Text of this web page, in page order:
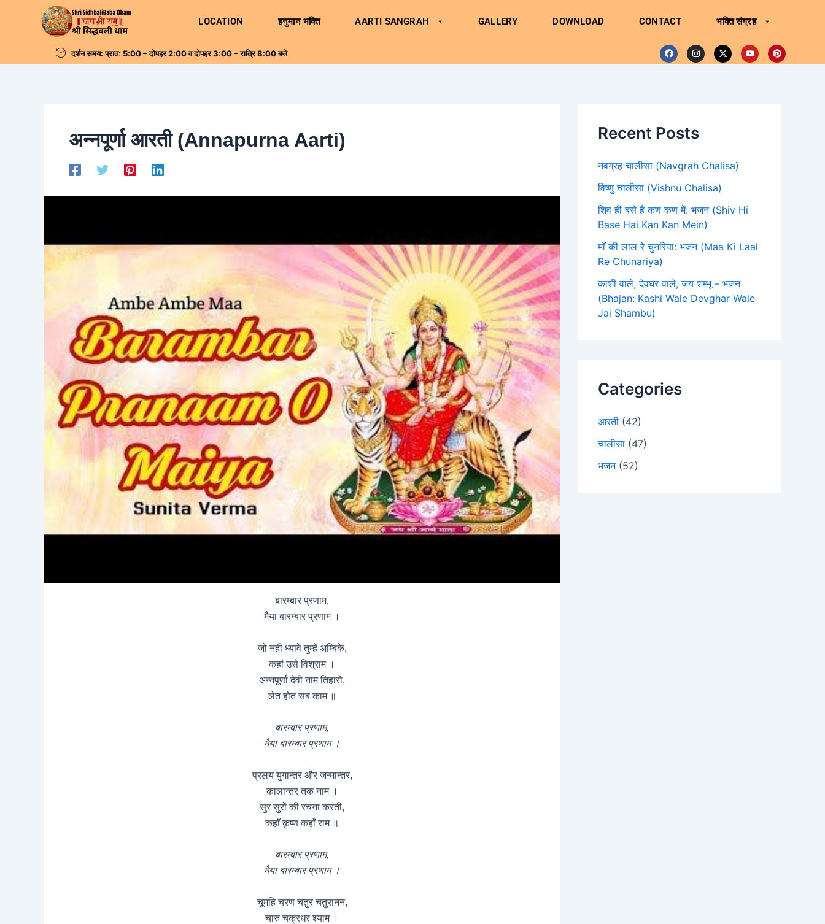
LOCATION हनुमान भक्ति AARTI SANGRAH GALLERY DOWNLOAD CONTACT भक्ति संग्रह
दर्शन समय: प्रातः 5:00 – दोपहर 2:00 व दोपहर 3:00 – रात्रि 8:00 बजे
F
a
k
I
n
a
X
-
Y
o
P
i
अन्नपूर्णा आरती (Annapurna Aarti)
बारम्बार प्रणाम,
मैया बारम्बार प्रणाम ।
जो नहीं ध्यावे तुम्हें अम्बिके,
कहां उसे विश्राम ।
अन्नपूर्णा देवी नाम तिहारो,
लेत होत सब काम ॥
बारम्बार प्रणाम,
मैया बारम्बार प्रणाम ।
प्रलय युगान्तर और जन्मान्तर,
कालान्तर तक नाम ।
सुर सुरों की रचना करती,
कहाँ कृष्ण कहाँ राम ॥
बारम्बार प्रणाम,
मैया बारम्बार प्रणाम ।
चूमहि चरण चतुर चतुरानन,
चारु चक्रधर श्याम ।
Post
navigation
Recent Posts
नवग्रह चालीसा (Navgrah Chalisa)
विष्णु चालीसा (Vishnu Chalisa)
शिव ही बसे है कण कण में: भजन (Shiv Hi
Base Hai Kan Kan Mein)
माँ की लाल रे चुनरिया: भजन (Maa Ki Laal
Re Chunariya)
काशी वाले, देवघर वाले, जय शम्भू – भजन
(Bhajan: Kashi Wale Devghar Wale
Jai Shambu)
Categories
आरती (42)
चालीसा (47)
भजन(52)